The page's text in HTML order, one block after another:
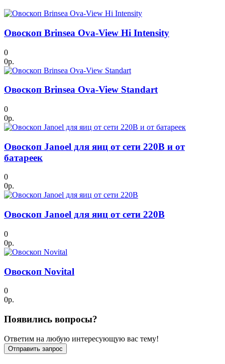
Овоскоп Brinsea Ova-View Hi Intensity
0
0р.
Овоскоп Brinsea Ova-View Standart
0
0р.
Овоскоп Janoel для яиц от сети 220В и от
батареек
0
0р.
Овоскоп Janoel для яиц от сети 220В
0
0р.
Овоскоп Novital
0
0р.
Появились вопросы?
Ответим на любую интересующую вас тему!
Отправить запрос